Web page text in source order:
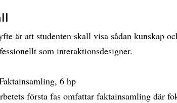
är att studenten skall visa sådan kunskap
som interaktionsdesigner.
6 hp
första fas omfattar faktainsamling där